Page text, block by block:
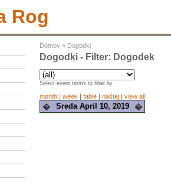
Rog
Domov » Dogodki
Dogodki - Filter: Dogodek
Select event terms to filter by
month | week | table | naštej | view all
� Sreda April 10, 2019 �